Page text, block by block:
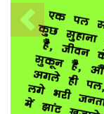
Previous